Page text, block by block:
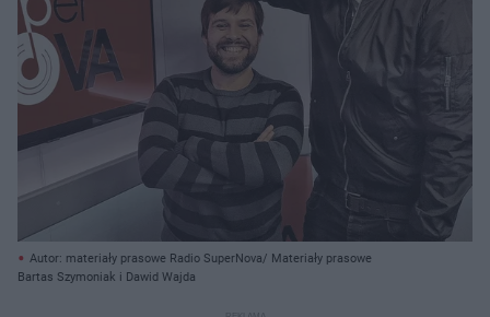
Autor: materiały prasowe Radio SuperNova/ Materiały prasowe
Bartas Szymoniak i Dawid Wajda